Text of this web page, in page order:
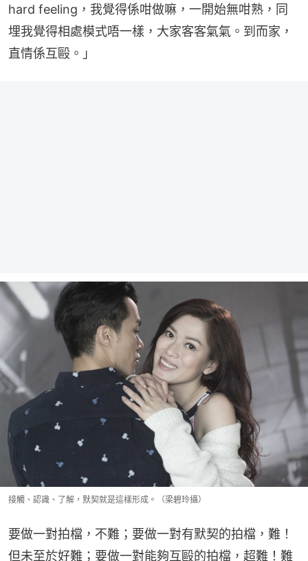
hard feeling，我覺得係咁做嘛，一開始無咁熟，同
埋我覺得相處模式唔一樣，大家客客氣氣。到而家，
直情係互毆。」
接觸、認識、了解，默契就是這樣形成。（梁碧玲攝）
要做一對拍檔，不難；要做一對有默契的拍檔，難！
但未至於好難；要做一對能夠互毆的拍檔，超難！難